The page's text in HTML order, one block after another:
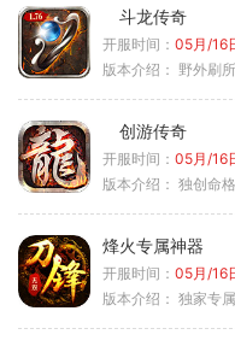
斗龙传奇
开服时间： 05月/16
版本介绍： 野外刷
创游传奇
开服时间： 05月/16
版本介绍： 独创命
烽火专属神器
开服时间： 05月/16
版本介绍： 独家专